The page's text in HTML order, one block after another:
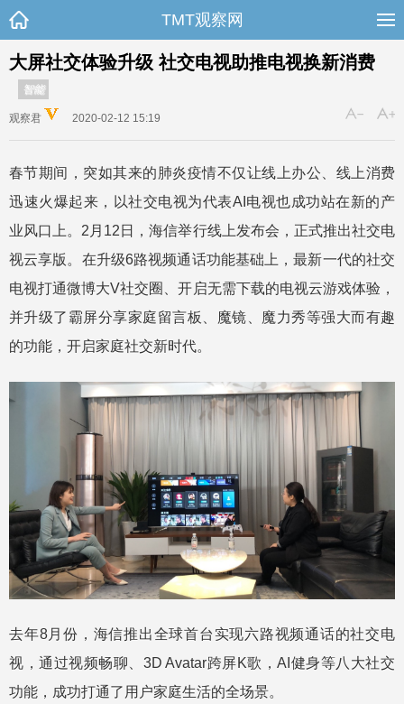
TMT观察网
大屏社交体验升级 社交电视助推电视换新消费
智能
观察君 2020-02-12 15:19
春节期间，突如其来的肺炎疫情不仅让线上办公、线上消费
迅速火爆起来，以社交电视为代表AI电视也成功站在新的产
业风口上。2月12日，海信举行线上发布会，正式推出社交电
视云享版。在升级6路视频通话功能基础上，最新一代的社交
电视打通微博大V社交圈、开启无需下载的电视云游戏体验，
并升级了霸屏分享家庭留言板、魔镜、魔力秀等强大而有趣
的功能，开启家庭社交新时代。
去年8月份，海信推出全球首台实现六路视频通话的社交电
视，通过视频畅聊、3D Avatar跨屏K歌，AI健身等八大社交
功能，成功打通了用户家庭生活的全场景。